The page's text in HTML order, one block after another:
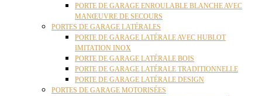
PORTE DE GARAGE ENROULABLE BLANCHE AVEC
MANŒUVRE DE SECOURS
PORTES DE GARAGE LATÉRALES
PORTE DE GARAGE LATÉRALE AVEC HUBLOT
IMITATION INOX
PORTE DE GARAGE LATÉRALE BOIS
PORTE DE GARAGE LATÉRALE TRADITIONNELLE
PORTE DE GARAGE LATÉRALE DESIGN
PORTES DE GARAGE MOTORISÉES